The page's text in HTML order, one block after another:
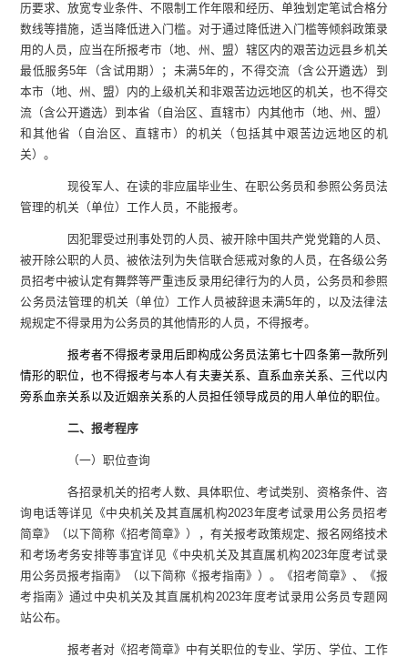
历要求、放宽专业条件、不限制工作年限和经历、单独划定笔试合格分
数线等措施，适当降低进入门槛。对于通过降低进入门槛等倾斜政策录
用的人员，应当在所报考市（地、州、盟）辖区内的艰苦边远县乡机关
最低服务5年（含试用期）；未满5年的，不得交流（含公开遴选）到
本市（地、州、盟）内的上级机关和非艰苦边远地区的机关，也不得交
流（含公开遴选）到本省（自治区、直辖市）内其他市（地、州、盟）
和其他省（自治区、直辖市）的机关（包括其中艰苦边远地区的机
关）。
现役军人、在读的非应届毕业生、在职公务员和参照公务员法
管理的机关（单位）工作人员，不能报考。
因犯罪受过刑事处罚的人员、被开除中国共产党党籍的人员、
被开除公职的人员、被依法列为失信联合惩戒对象的人员，在各级公务
员招考中被认定有舞弊等严重违反录用纪律行为的人员，公务员和参照
公务员法管理的机关（单位）工作人员被辞退未满5年的，以及法律法
规规定不得录用为公务员的其他情形的人员，不得报考。
报考者不得报考录用后即构成公务员法第七十四条第一款所列
情形的职位，也不得报考与本人有夫妻关系、直系血亲关系、三代以内
旁系血亲关系以及近姻亲关系的人员担任领导成员的用人单位的职位。
二、报考程序
（一）职位查询
各招录机关的招考人数、具体职位、考试类别、资格条件、咨
询电话等详见《中央机关及其直属机构2023年度考试录用公务员招考
简章》（以下简称《招考简章》），有关报考政策规定、报名网络技术
和考场考务安排等事宜详见《中央机关及其直属机构2023年度考试录
用公务员报考指南》（以下简称《报考指南》）。《招考简章》、《报
考指南》通过中央机关及其直属机构2023年度考试录用公务员专题网
站公布。
报考者对《招考简章》中有关职位的专业、学历、学位、工作